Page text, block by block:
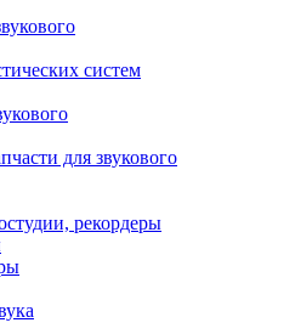
систем
для звукового
рекордеры